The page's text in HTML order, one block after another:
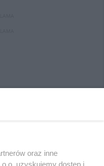
oraz inne
uzyskujemy dostęp i